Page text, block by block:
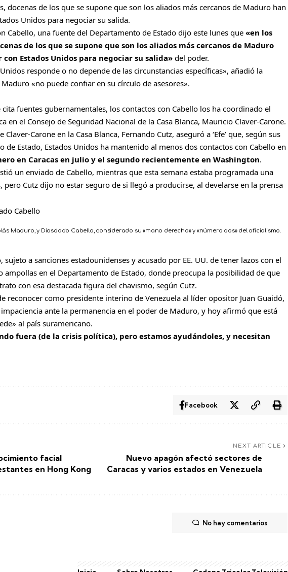
docenas de los que se supone que son los aliados más cercanos de Maduro han
Unidos para negociar su salida.
Cabello, una fuente del Departamento de Estado dijo este lunes que «en los
de los que se supone que son los aliados más cercanos de Maduro
Estados Unidos para negociar su salida» del poder.
responde o no depende de las circunstancias específicas», añadió la
«no puede confiar en su círculo de asesores».
fuentes gubernamentales, los contactos con Cabello los ha coordinado el
en el Consejo de Seguridad Nacional de la Casa Blanca, Mauricio Claver-Carone.
Carone en la Casa Blanca, Fernando Cutz, aseguró a ‘Efe’ que, según sus
de Estado, Estados Unidos ha mantenido al menos dos contactos con Cabello en
en Caracas en julio y el segundo recientemente en Washington.
un enviado de Cabello, mientras que esta semana estaba programada una
pero Cutz dijo no estar seguro de si llegó a producirse, al develarse en la prensa
Maduro, y Diosdado Cabello, considerado su «mano derecha» y «número dos» del oficialismo.
sujeto a sanciones estadounidenses y acusado por EE. UU. de tener lazos con el
ampollas en el Departamento de Estado, donde preocupa la posibilidad de que
con esa destacada figura del chavismo, según Cutz.
reconocer como presidente interino de Venezuela al líder opositor Juan Guaidó,
ante la permanencia en el poder de Maduro, y hoy afirmó que está
al país suramericano.
fuera (de la crisis política), pero estamos ayudándoles, y necesitan
Facebook
facial
en Hong Kong
NEXT ARTICLE
Nuevo apagón afectó sectores de
Caracas y varios estados en Venezuela
No hay comentarios